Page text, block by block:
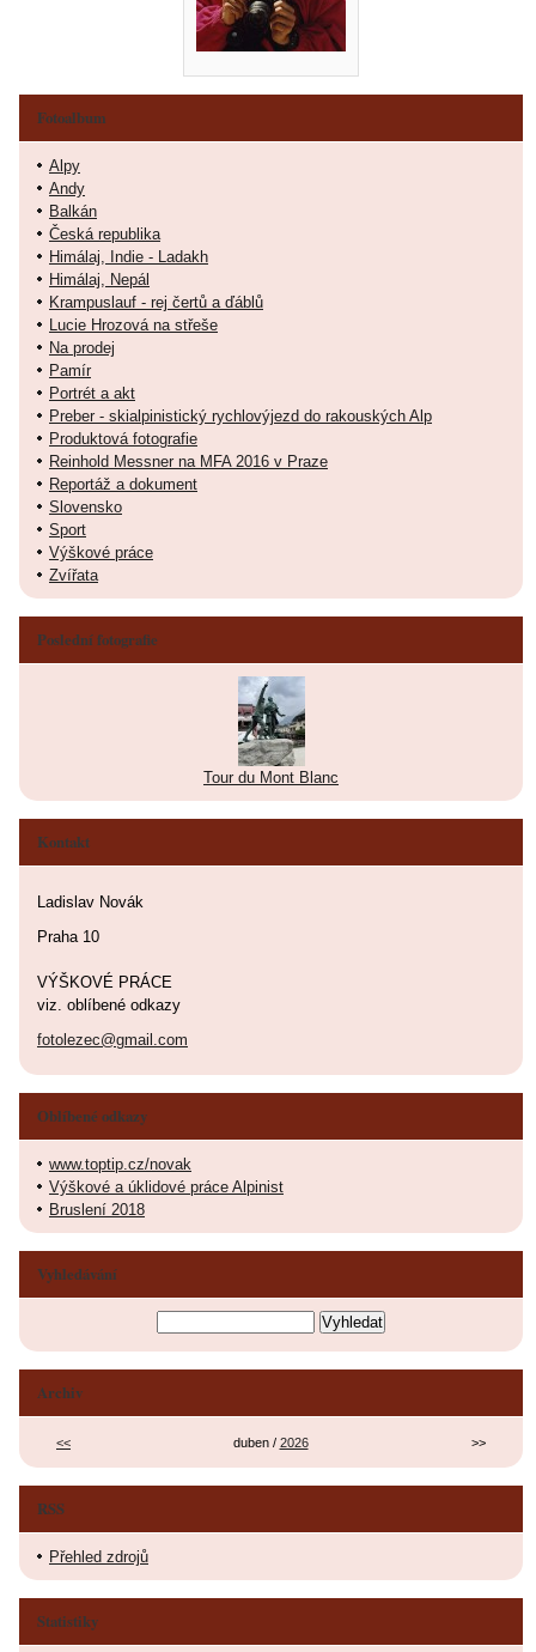
Fotoalbum
Alpy
Andy
Balkán
Česká republika
Himálaj, Indie - Ladakh
Himálaj, Nepál
Krampuslauf - rej čertů a ďáblů
Lucie Hrozová na střeše
Na prodej
Pamír
Portrét a akt
Preber - skialpinistický rychlovýjezd do rakouských Alp
Produktová fotografie
Reinhold Messner na MFA 2016 v Praze
Reportáž a dokument
Slovensko
Sport
Výškové práce
Zvířata
Poslední fotografie
Tour du Mont Blanc
Kontakt
Ladislav Novák
Praha 10
VÝŠKOVÉ PRÁCE
viz. oblíbené odkazy
fotolezec@gmail.com
Oblíbené odkazy
www.toptip.cz/novak
Výškové a úklidové práce Alpinist
Bruslení 2018
Vyhledávání
Archiv
<< duben / 2026 >>
RSS
Přehled zdrojů
Statistiky